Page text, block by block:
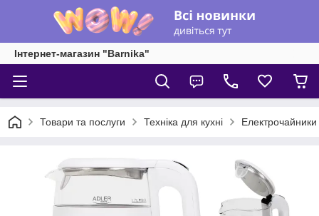
Інтернет-магазин "Barnika"
Товари та послуги Техніка для кухні